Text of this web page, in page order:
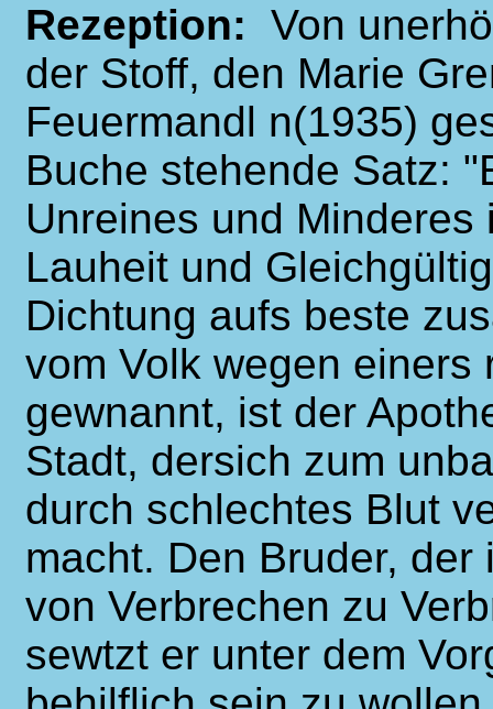
Rezeption: Von
der Stoff, den Marie
Feuermandl n(1935)
Buche stehende Satz:
Unreines und
Lauheit und
Dichtung aufs beste
vom Volk wegen einers
gewnannt, ist der
Stadt, dersich zum
durch schlechtes Blut
macht. Den Bruder,
von Verbrechen zu
sewtzt er unter dem